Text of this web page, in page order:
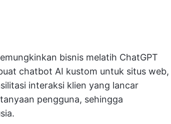
bisnis melatih ChatGPT
chatbot AI kustom untuk situs web,
interaksi klien yang lancar
pengguna, sehingga